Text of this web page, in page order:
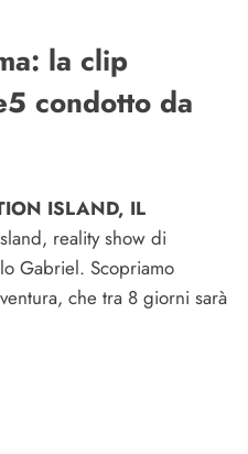
la clip
condotto da
ISLAND, IL
reality show di
Gabriel. Scopriamo
che tra 8 giorni sarà